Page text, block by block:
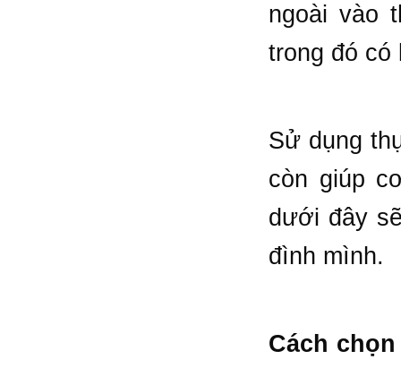
ngoài vào
trong đó có
Sử dụng
còn giúp
dưới đây
đình mình.
Cách